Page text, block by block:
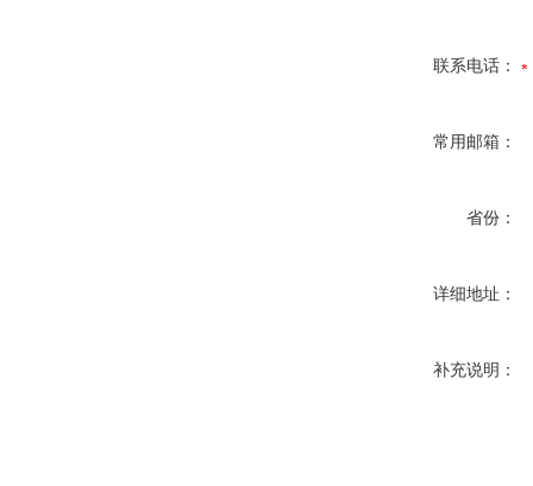
联系电话：
常用邮箱：
省份：
详细地址：
补充说明：